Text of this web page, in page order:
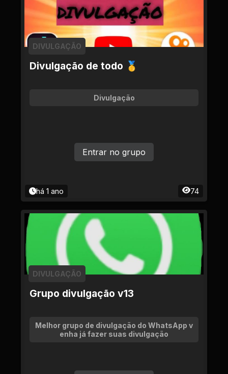
Divulgação de todo 🥇
DIVULGAÇÃO
Divulgação
há 1 ano 74
Entrar no grupo
Grupo divulgação v13
DIVULGAÇÃO
Melhor grupo de divulgação do WhatsApp v
enha já fazer suas divulgação